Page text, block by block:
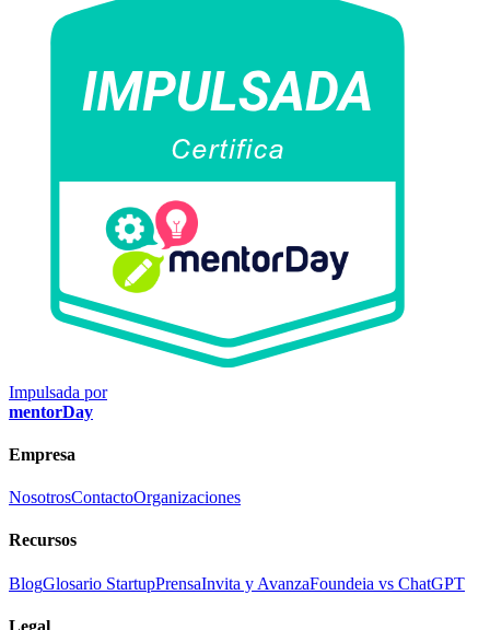
Impulsada por
mentorDay
Empresa
NosotrosContactoOrganizaciones
Recursos
BlogGlosario StartupPrensaInvita y AvanzaFoundeia vs ChatGPT
Legal